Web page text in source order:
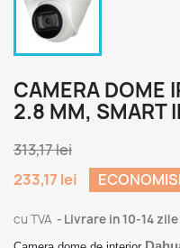
CAMERA DOME
2.8 MM, SMART
313,17 lei
233,17 lei
cu TVA Livrare in 10-14 zile